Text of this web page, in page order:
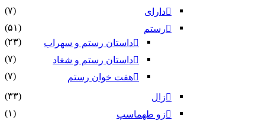
دارای
(۷)
رستم
(۵۱)
داستان رستم و سهراب
(۲۳)
داستان رستم و شغاد
(۷)
هفت خوان رستم‏
(۷)
زال
(۳۳)
زو طهماسپ‏
(۱)